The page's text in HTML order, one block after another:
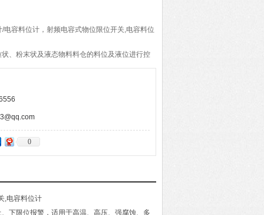
容料位计，射频电容式物位限位开关,电容料位
、粉末状及液态物料料仓的料位及液位进行控
、高压、强腐蚀、多粉尘的恶劣环境；在冶
0
,电容料位计
下限位报警，适用于高温、高压、强腐蚀、多